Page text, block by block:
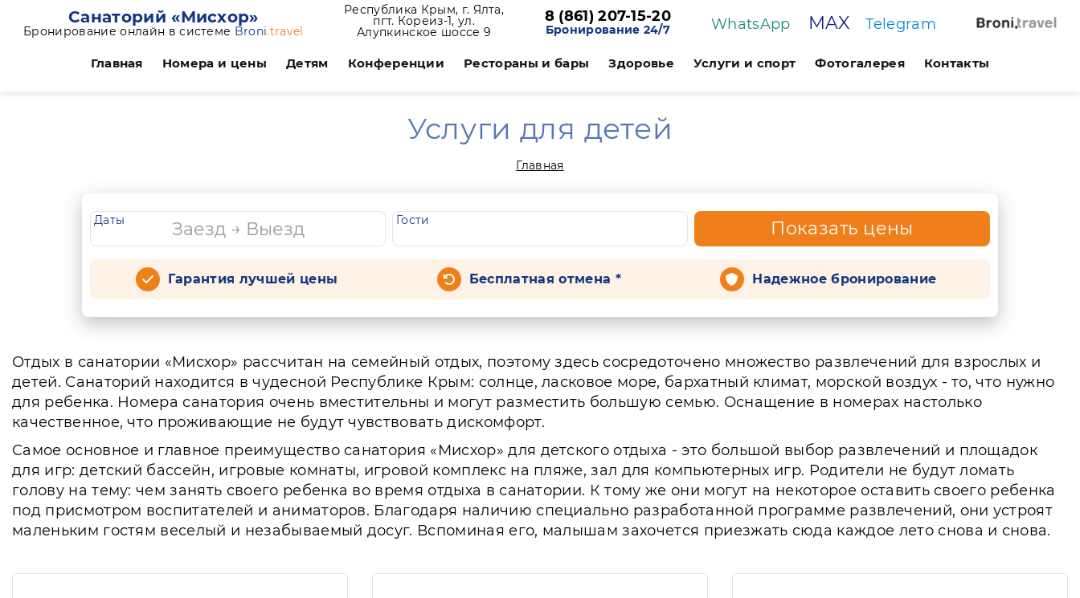
Санаторий «Мисхор»
Бронирование онлайн в системе Broni.travel
Республика Крым, г. Ялта,
пгт. Кореиз-1, ул.
Алупкинское шоссе 9
8 (861) 207-15-20
Бронирование 24/7 WhatsApp MAX Telegram
Главная Номера и цены Детям Конференции Рестораны и бары Здоровье Услуги и спорт Фотогалерея Контакты
Услуги для детей
Главная
Даты Гости Показать цены
Гарантия лучшей цены Бесплатная отмена * Надежное бронирование
Отдых в санатории «Мисхор» рассчитан на семейный отдых, поэтому здесь сосредоточено множество развлечений для взрослых и
детей. Санаторий находится в чудесной Республике Крым: солнце, ласковое море, бархатный климат, морской воздух - то, что нужно
для ребенка. Номера санатория очень вместительны и могут разместить большую семью. Оснащение в номерах настолько
качественное, что проживающие не будут чувствовать дискомфорт.
Самое основное и главное преимущество санатория «Мисхор» для детского отдыха - это большой выбор развлечений и площадок
для игр: детский бассейн, игровые комнаты, игровой комплекс на пляже, зал для компьютерных игр. Родители не будут ломать
голову на тему: чем занять своего ребенка во время отдыха в санатории. К тому же они могут на некоторое оставить своего ребенка
под присмотром воспитателей и аниматоров. Благодаря наличию специально разработанной программе развлечений, они устроят
маленьким гостям веселый и незабываемый досуг. Вспоминая его, малышам захочется приезжать сюда каждое лето снова и снова.